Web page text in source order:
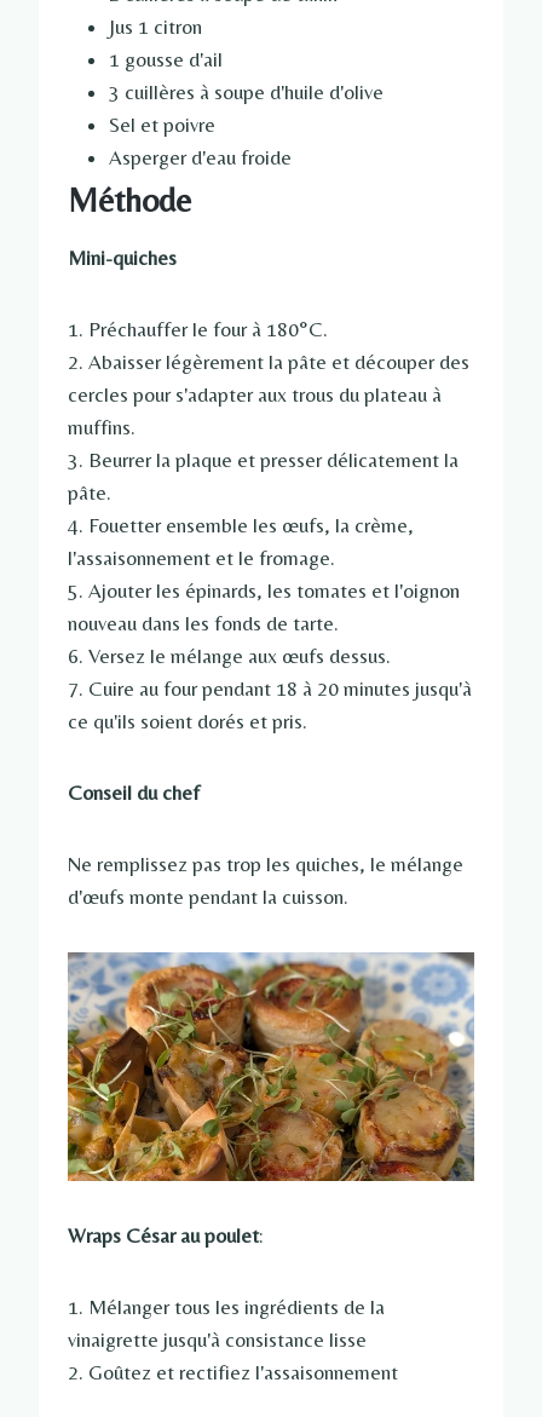
Jus 1 citron
1 gousse d'ail
3 cuillères à soupe d'huile d'olive
Sel et poivre
Asperger d'eau froide
Méthode
Mini-quiches
1. Préchauffer le four à 180°C.
2. Abaisser légèrement la pâte et découper des
cercles pour s'adapter aux trous du plateau à
muffins.
3. Beurrer la plaque et presser délicatement la
pâte.
4. Fouetter ensemble les œufs, la crème,
l'assaisonnement et le fromage.
5. Ajouter les épinards, les tomates et l'oignon
nouveau dans les fonds de tarte.
6. Versez le mélange aux œufs dessus.
7. Cuire au four pendant 18 à 20 minutes jusqu'à
ce qu'ils soient dorés et pris.
Conseil du chef
Ne remplissez pas trop les quiches, le mélange
d'œufs monte pendant la cuisson.
Wraps César au poulet:
1. Mélanger tous les ingrédients de la
vinaigrette jusqu'à consistance lisse
2. Goûtez et rectifiez l'assaisonnement